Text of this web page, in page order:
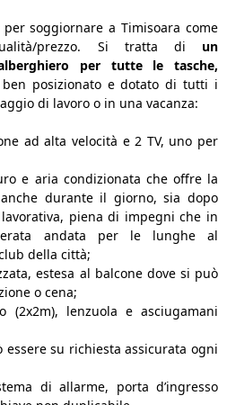
soggiornare a Timisoara come
prezzo. Si tratta di un
per tutte le tasche,
posizionato e dotato di tutti i
di lavoro o in una vacanza:
ad alta velocità e 2 TV, uno per
e aria condizionata che offre la
durante il giorno, sia dopo
piena di impegni che in
andata per le lunghe al
della città;
estesa al balcone dove si può
o cena;
(2x2m), lenzuola e asciugamani
su richiesta assicurata ogni
di allarme, porta d’ingresso